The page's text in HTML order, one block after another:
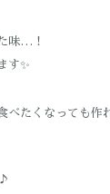
味…！
す✨
べたくなっても作